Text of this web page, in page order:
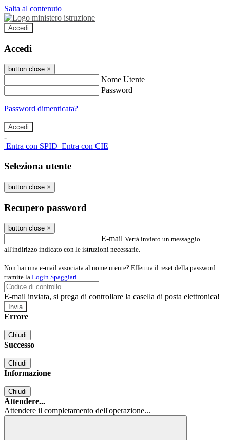
Salta al contenuto
Accedi
Accedi
button close ×
Nome Utente
Password
Password dimenticata?
-
Entra con SPID Entra con CIE
Seleziona utente
button close ×
Recupero password
button close ×
E-mail Verrà inviato un messaggio
all'indirizzo indicato con le istruzioni necessarie.
Non hai una e-mail associata al nome utente? Effettua il reset della password
tramite la Login Spaggiari
E-mail inviata, si prega di controllare la casella di posta elettronica!
Errore
Chiudi
Successo
Chiudi
Informazione
Chiudi
Attendere...
Attendere il completamento dell'operazione...